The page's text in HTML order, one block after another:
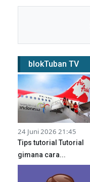
blokTuban TV
24 Juni 2026 21:45
Tips tutorial Tutorial
gimana cara...